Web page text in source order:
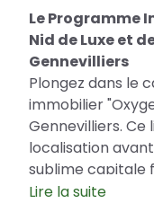
Le Programme
Nid de Luxe et
Gennevilliers
Plongez dans le
immobilier
Gennevilliers. Ce
localisation
sublime capitale
d'être au cœur de
Lire la suite